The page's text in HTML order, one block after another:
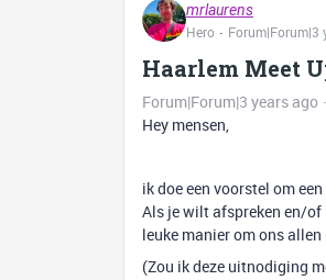
mrlaurens
Hero
Forum|Forum|3
Haarlem Meet
Forum|Forum|3 years ago
Hey mensen,
ik doe een voorstel om
Als je wilt afspreken en/of
leuke manier om ons
(Zou ik deze uitnodiging